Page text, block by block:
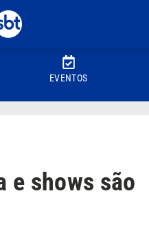
EVENTOS
e shows são